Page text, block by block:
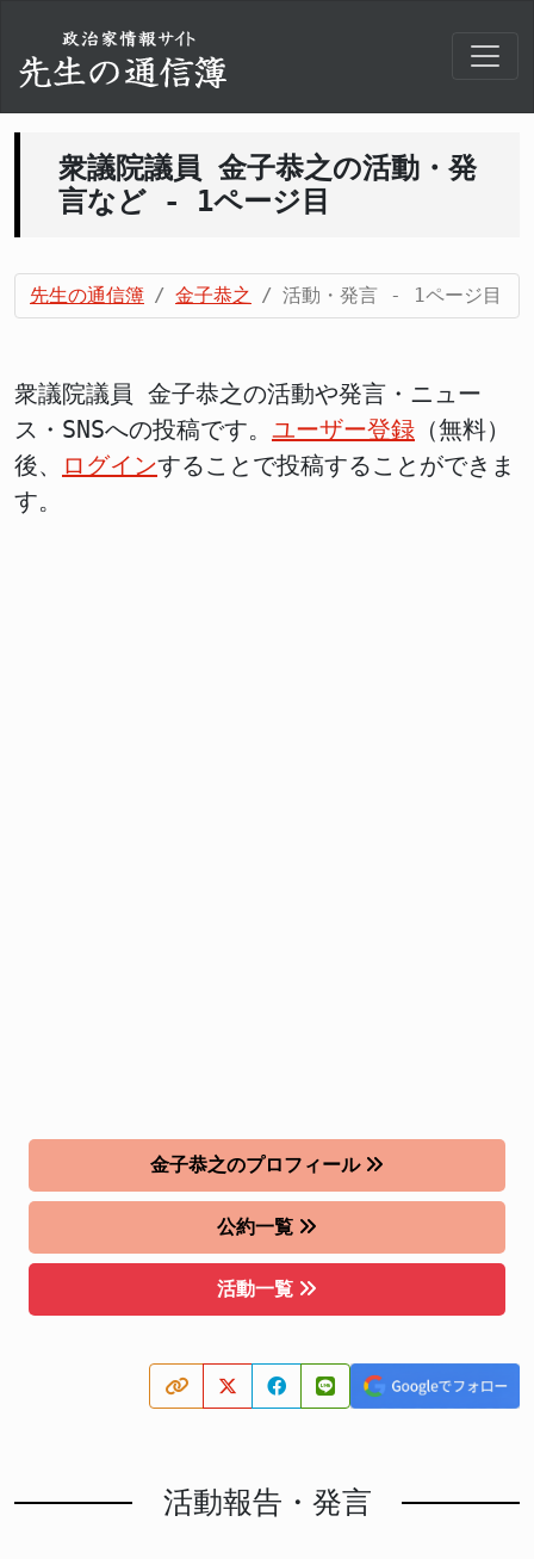
衆議院議員 金子恭之の活動・発
言など - 1ページ目
先生の通信簿 金子恭之 活動・発言 - 1ページ目
衆議院議員 金子恭之の活動や発言・ニュー
ス・SNSへの投稿です。 ユーザー登録 （無料）
後、
ログインすることで投稿することができま
す。
金子恭之のプロフィール
公約一覧
活動一覧
活動報告・発言